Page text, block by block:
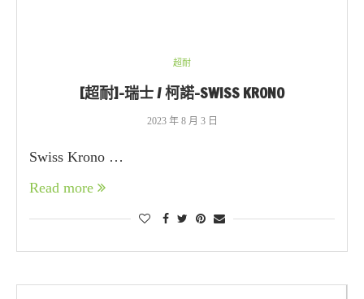
超耐
[超耐]-瑞士 / 柯諾-SWISS KRONO
2023 年 8 月 3 日
Swiss Krono …
Read more